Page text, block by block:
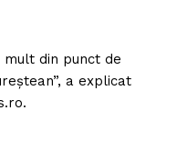
mult din punct de
a explicat